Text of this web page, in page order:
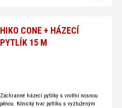
HIKO CONE + HÁZECÍ
PYTLÍK 15 M
Záchranné házecí pytlíky s vnitřní nosnou
pěnou. Kónický tvar pytlíku s vyztuženým